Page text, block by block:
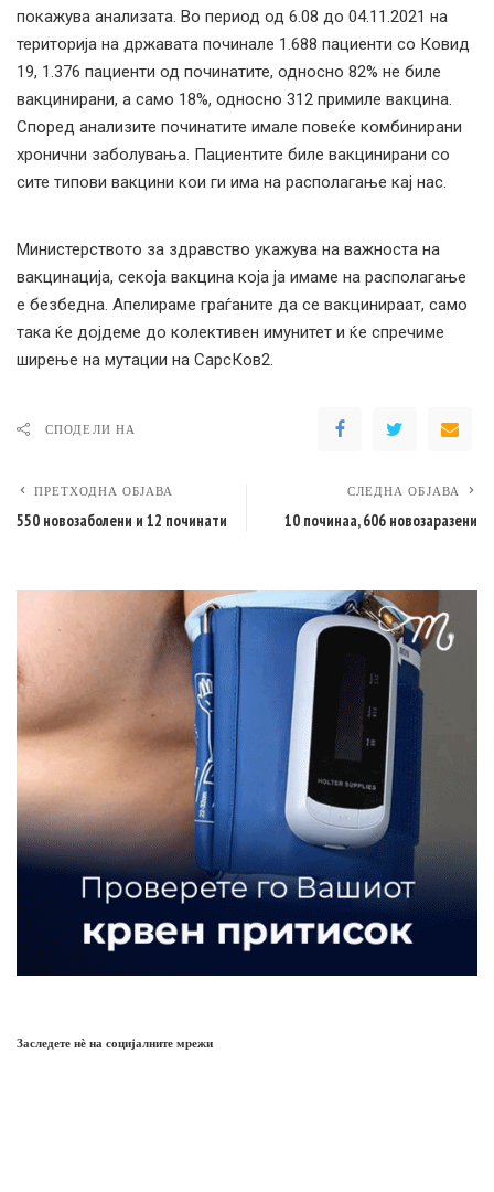
покажува анализата. Во период од 6.08 до 04.11.2021 на
територија на државата починале 1.688 пациенти со Ковид
19, 1.376 пациенти од починатите, односно 82% не биле
вакцинирани, а само 18%, односно 312 примиле вакцина.
Според анализите починатите имале повеќе комбинирани
хронични заболувања. Пациентите биле вакцинирани со
сите типови вакцини кои ги има на располагање кај нас.
Министерството за здравство укажува на важноста на
вакцинација, секоја вакцина која ја имаме на располагање
е безбедна. Апелираме граѓаните да се вакцинираат, само
така ќе дојдеме до колективен имунитет и ќе спречиме
ширење на мутации на СарсКов2.
СПОДЕЛИ НА
ПРЕТХОДНА ОБЈАВА
550 новозаболени и 12 починати
СЛЕДНА ОБЈАВА
10 починаа, 606 новозаразени
Заследете нѐ на социјалните мрежи